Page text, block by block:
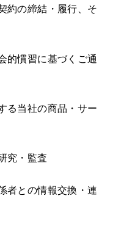
約の締結・履行、そ
的慣習に基づくご通
る当社の商品・サー
究・監査
者との情報交換・連